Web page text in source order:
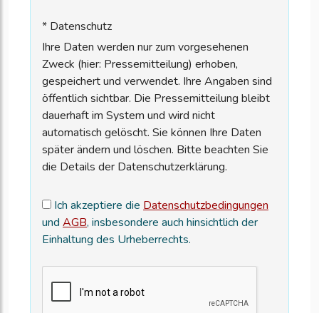
* Datenschutz
Ihre Daten werden nur zum vorgesehenen
Zweck (hier: Pressemitteilung) erhoben,
gespeichert und verwendet. Ihre Angaben sind
öffentlich sichtbar. Die Pressemitteilung bleibt
dauerhaft im System und wird nicht
automatisch gelöscht. Sie können Ihre Daten
später ändern und löschen. Bitte beachten Sie
die Details der Datenschutzerklärung.
Ich akzeptiere die Datenschutzbedingungen
und AGB, insbesondere auch hinsichtlich der
Einhaltung des Urheberrechts.